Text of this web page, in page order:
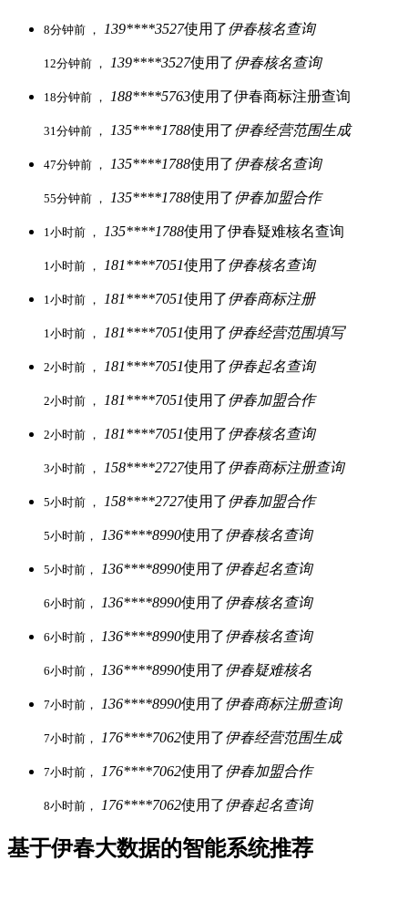
8分钟前 ， 139****3527使用了伊春核名查询
12分钟前 ， 139****3527使用了伊春核名查询
18分钟前 ， 188****5763使用了伊春商标注册查询
31分钟前 ， 135****1788使用了伊春经营范围生成
47分钟前 ， 135****1788使用了伊春核名查询
55分钟前 ， 135****1788使用了伊春加盟合作
1小时前 ， 135****1788使用了伊春疑难核名查询
1小时前 ， 181****7051使用了伊春核名查询
1小时前 ， 181****7051使用了伊春商标注册
1小时前 ， 181****7051使用了伊春经营范围填写
2小时前 ， 181****7051使用了伊春起名查询
2小时前 ， 181****7051使用了伊春加盟合作
2小时前 ， 181****7051使用了伊春核名查询
3小时前 ， 158****2727使用了伊春商标注册查询
5小时前 ， 158****2727使用了伊春加盟合作
5小时前， 136****8990使用了伊春核名查询
5小时前， 136****8990使用了伊春起名查询
6小时前， 136****8990使用了伊春核名查询
6小时前， 136****8990使用了伊春核名查询
6小时前， 136****8990使用了伊春疑难核名
7小时前， 136****8990使用了伊春商标注册查询
7小时前， 176****7062使用了伊春经营范围生成
7小时前， 176****7062使用了伊春加盟合作
8小时前， 176****7062使用了伊春起名查询
基于伊春大数据的智能系统推荐